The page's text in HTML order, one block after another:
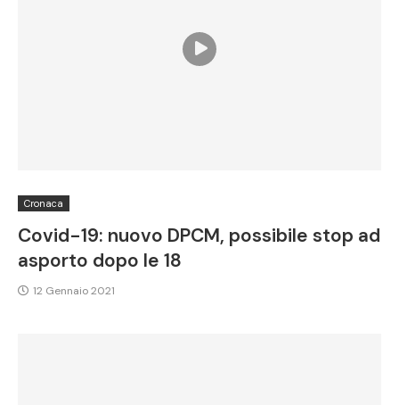
Cronaca
Covid-19: nuovo DPCM, possibile stop ad
asporto dopo le 18
12 Gennaio 2021